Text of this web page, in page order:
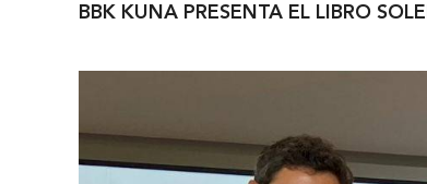
BBK KUNA PRESENTA EL LIBRO